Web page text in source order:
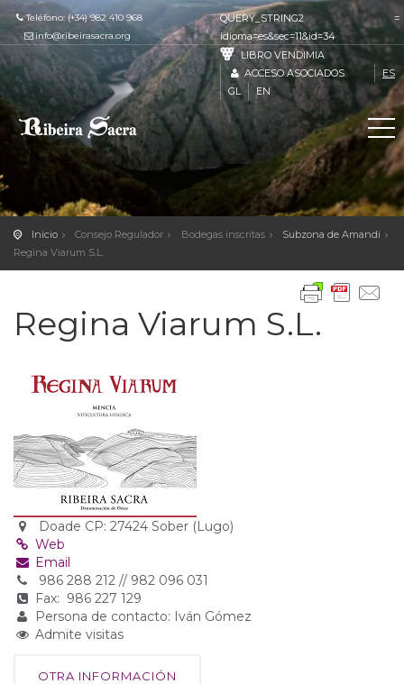
Teléfono: (+34) 982 410 968
info@ribeirasacra.org
QUERY_STRING2 =
idioma=es&sec=11&id=34
LIBRO VENDIMIA
ACCESO ASOCIADOS
ES
GL
EN
Inicio Consejo Regulador Bodegas inscritas
Subzona de Amandi
Regina Viarum S.L.
Regina Viarum S.L.
Doade CP: 27424 Sober (Lugo)
Web
Email
986 288 212 // 982 096 031
Fax: 986 227 129
Persona de contacto: Iván Gómez
Admite visitas
OTRA INFORMACIÓN